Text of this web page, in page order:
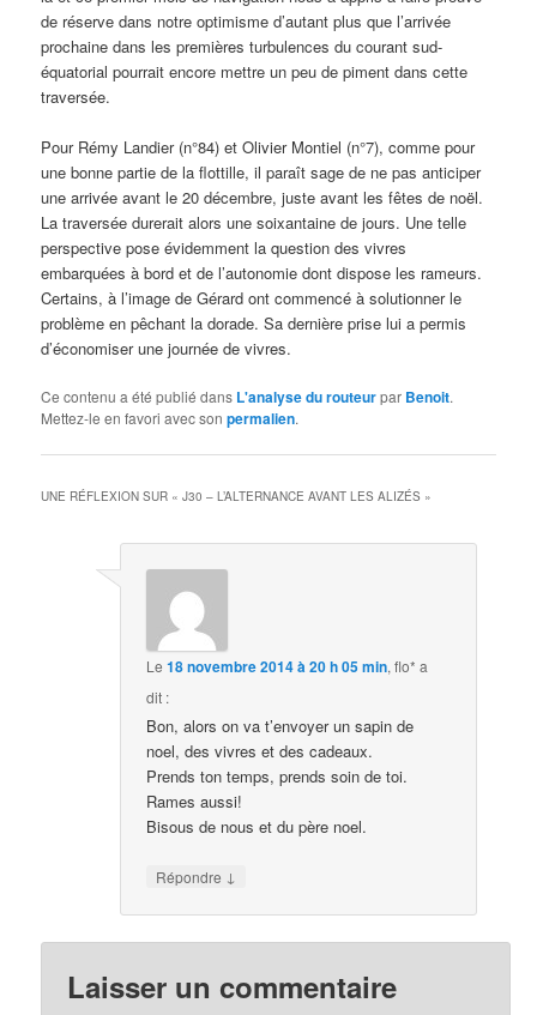
de réserve dans notre optimisme d’autant plus que l’arrivée
prochaine dans les premières turbulences du courant sud-
équatorial pourrait encore mettre un peu de piment dans cette
traversée.
Pour Rémy Landier (n°84) et Olivier Montiel (n°7), comme pour
une bonne partie de la flottille, il paraît sage de ne pas anticiper
une arrivée avant le 20 décembre, juste avant les fêtes de noël.
La traversée durerait alors une soixantaine de jours. Une telle
perspective pose évidemment la question des vivres
embarquées à bord et de l’autonomie dont dispose les rameurs.
Certains, à l’image de Gérard ont commencé à solutionner le
problème en pêchant la dorade. Sa dernière prise lui a permis
d’économiser une journée de vivres.
Ce contenu a été publié dans L'analyse du routeurpar Benoit.
Mettez-le en favori avec sonpermalien.
UNE RÉFLEXION SUR «J30 – L’ALTERNANCE AVANT LES ALIZÉS »
Le18 novembre 2014 à 20 h 05 min,flo* a
dit :
Bon, alors on va t’envoyer un sapin de
noel, des vivres et des cadeaux.
Prends ton temps, prends soin de toi.
Rames aussi!
Bisous de nous et du père noel.
Répondre ↓
Laisser un commentaire